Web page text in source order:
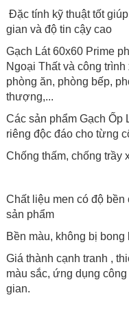
Đặc tính kỹ thuật tốt
gian và độ tin cậy cao
Gạch Lát 60x60 Prime
Ngoại Thất và công
phòng ăn, phòng bếp,
thượng,...
Các sản phẩm Gạch Ốp
riêng độc đáo cho từng
Chống thấm, chống trầy
Chất liệu men có độ
sản phẩm
Bền màu, không bị
Giá thành cạnh tranh ,
màu sắc, ứng dụng
gian.